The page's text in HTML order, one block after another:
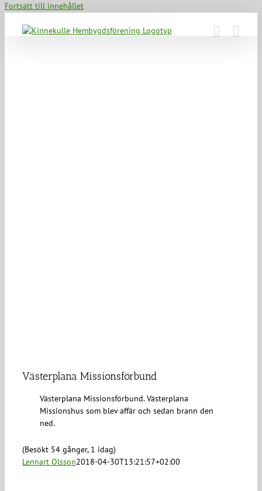
Fortsätt till innehållet
Västerplana Missionsförbund
Västerplana Missionsförbund. Västerplana
Missionshus som blev affär och sedan brann den
ned.
(Besökt 54 gånger, 1 idag)
Lennart Olsson2018-04-30T13:21:57+02:00